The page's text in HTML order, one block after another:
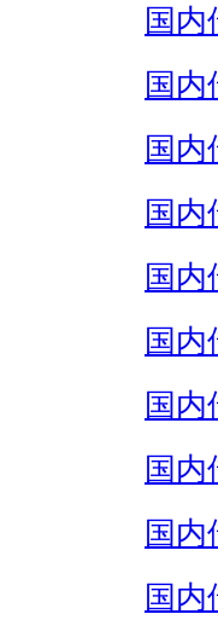
国内
国内
国内
国内
国内
国内
国内
国内
国内
国内